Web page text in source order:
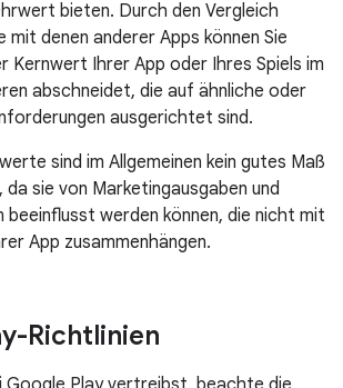
bieten. Durch den Vergleich
denen anderer Apps können Sie
Kernwert Ihrer App oder Ihres Spiels im
abschneidet, die auf ähnliche oder
ausgerichtet sind.
sind im Allgemeinen kein gutes Maß
sie von Marketingausgaben und
beeinflusst werden können, die nicht mit
App zusammenhängen.
Richtlinien